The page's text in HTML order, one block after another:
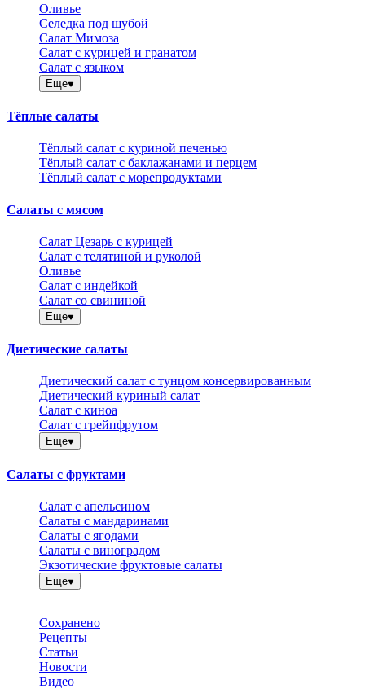
Оливье
Селедка под шубой
Салат Мимоза
Салат с курицей и гранатом
Салат с языком
Еще
Тёплые салаты
Тёплый салат с куриной печенью
Тёплый салат с баклажанами и перцем
Тёплый салат с морепродуктами
Салаты с мясом
Салат Цезарь с курицей
Салат с телятиной и руколой
Оливье
Салат с индейкой
Салат со свининой
Еще
Диетические салаты
Диетический салат с тунцом консервированным
Диетический куриный салат
Салат с киноа
Салат с грейпфрутом
Еще
Салаты с фруктами
Салат с апельсином
Салаты с мандаринами
Салаты с ягодами
Салаты с виноградом
Экзотические фруктовые салаты
Еще
Сохранено
Рецепты
Статьи
Новости
Видео